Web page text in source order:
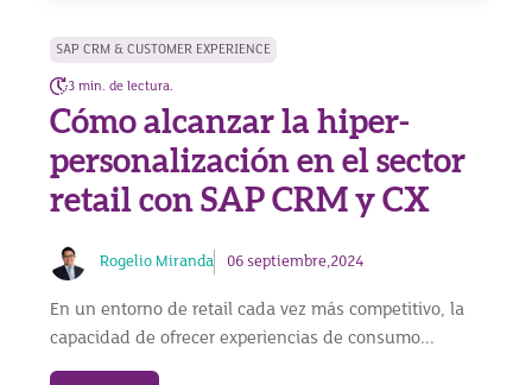
SAP CRM & CUSTOMER EXPERIENCE
3 min. de lectura.
Cómo alcanzar la hiper-
personalización en el sector
retail con SAP CRM y CX
Rogelio Miranda 06 septiembre,2024
En un entorno de retail cada vez más competitivo, la
capacidad de ofrecer experiencias de consumo...